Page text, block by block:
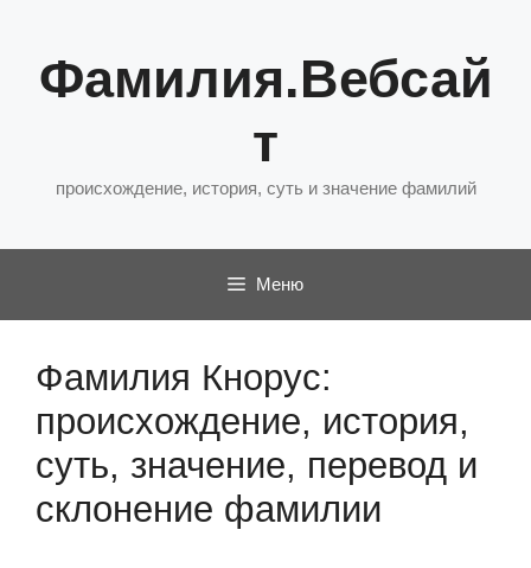
содержимому
Фамилия.Вебсай
т
происхождение, история, суть и значение фамилий
Меню
Фамилия Кнорус:
происхождение, история,
суть, значение, перевод и
склонение фамилии